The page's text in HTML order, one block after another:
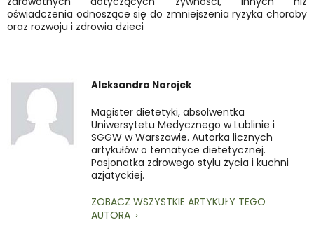
oświadczenia odnoszące się do zmniejszenia ryzyka choroby
oraz rozwoju i zdrowia dzieci
Aleksandra Narojek
Magister dietetyki, absolwentka
Uniwersytetu Medycznego w Lublinie i
SGGW w Warszawie. Autorka licznych
artykułów o tematyce dietetycznej.
Pasjonatka zdrowego stylu życia i kuchni
azjatyckiej.
ZOBACZ WSZYSTKIE ARTYKUŁY TEGO
AUTORA